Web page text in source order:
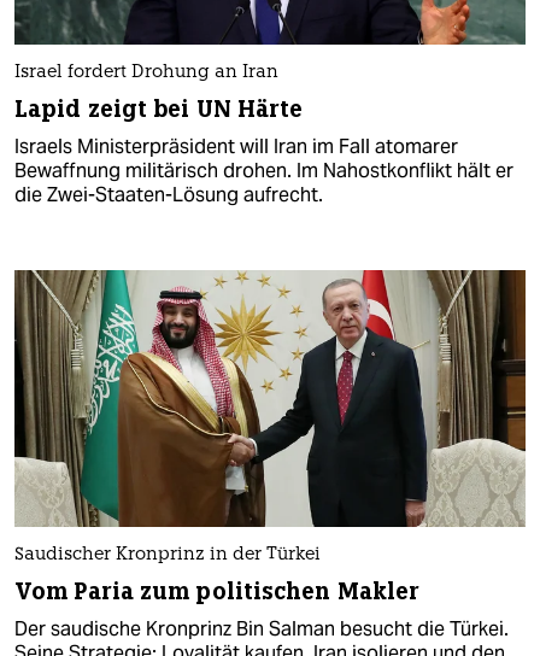
Israel fordert Drohung an Iran
Lapid zeigt bei UN Härte
Israels Ministerpräsident will Iran im Fall atomarer
Bewaffnung militärisch drohen. Im Nahostkonflikt hält er
die Zwei-Staaten-Lösung aufrecht.
Saudischer Kronprinz in der Türkei
Vom Paria zum politischen Makler
Der saudische Kronprinz Bin Salman besucht die Türkei.